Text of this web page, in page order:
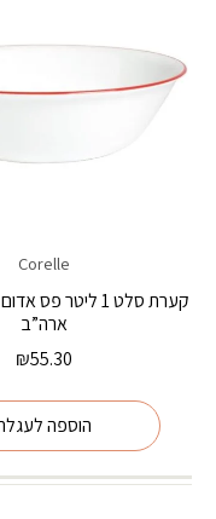
Corelle
קערת סלט 1 ליטר
ארה”ב
₪55.30
הוספה